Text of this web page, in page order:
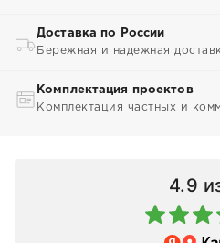
Доставка по России
Бережная и надежная
Комплектация проектов
Комплектация частных и
4.9